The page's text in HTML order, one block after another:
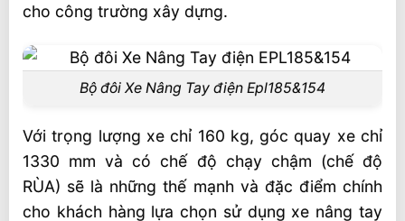
cho công trường xây dựng.
Bộ đôi Xe Nâng Tay điện Epl185&154
Với trọng lượng xe chỉ 160 kg, góc quay xe chỉ
1330 mm và có chế độ chạy chậm (chế độ
RÙA) sẽ là những thế mạnh và đặc điểm chính
cho khách hàng lựa chọn sử dụng xe nâng tay